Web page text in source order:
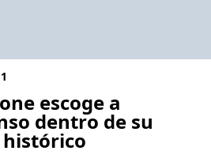
escoge a
dentro de su
histórico